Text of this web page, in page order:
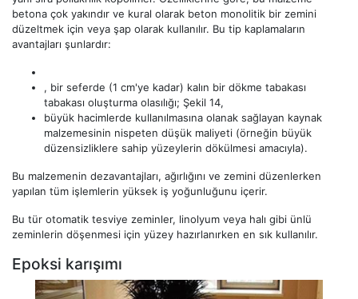
betona çok yakındır ve kural olarak beton monolitik bir zemini
düzeltmek için veya şap olarak kullanılır. Bu tip kaplamaların
avantajları şunlardır:
, bir seferde (1 cm'ye kadar) kalın bir dökme tabakası
tabakası oluşturma olasılığı; Şekil 14,
büyük hacimlerde kullanılmasına olanak sağlayan kaynak
malzemesinin nispeten düşük maliyeti (örneğin büyük
düzensizliklere sahip yüzeylerin dökülmesi amacıyla).
Bu malzemenin dezavantajları, ağırlığını ve zemini düzenlerken
yapılan tüm işlemlerin yüksek iş yoğunluğunu içerir.
Bu tür otomatik tesviye zeminler, linolyum veya halı gibi ünlü
zeminlerin döşenmesi için yüzey hazırlanırken en sık kullanılır.
Epoksi karışımı